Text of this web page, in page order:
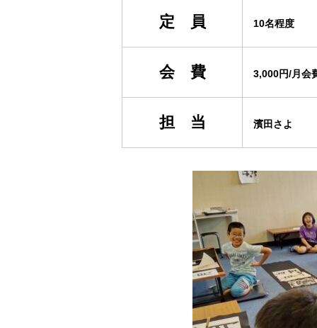
定 員 10名程度
会 費 3,000円/月会
担 当 濱田さよ